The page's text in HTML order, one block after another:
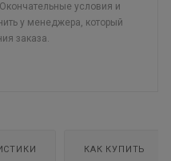
условия и
у менеджера, который
заказа.
КАК КУПИТЬ